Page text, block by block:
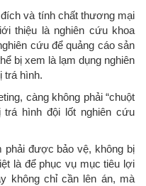
và tính chất thương mại
thiệu là nghiên cứu khoa
cứu để quảng cáo sản
bị xem là lạm dụng nghiên
trá hình.
càng không phải “chuột
trá hình đội lốt nghiên cứu
phải được bảo vệ, không bị
là để phục vụ mục tiêu lợi
không chỉ cần lên án, mà